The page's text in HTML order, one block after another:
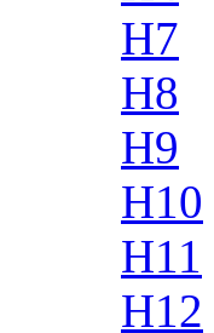
H7
H8
H9
H10
H11
H12